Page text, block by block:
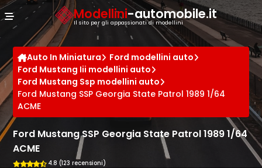
Modellini-automobile.it
Il sito per gli appassionati di modellini
Auto In Miniatura
Ford modellini auto
Ford Mustang Iii modellini auto
Ford Mustang Ssp modellini auto
Ford Mustang SSP Georgia State Patrol 1989 1/64
ACME
Ford Mustang SSP Georgia State Patrol 1989 1/64
ACME
4.8 (123 recensioni)
Cookies management panel